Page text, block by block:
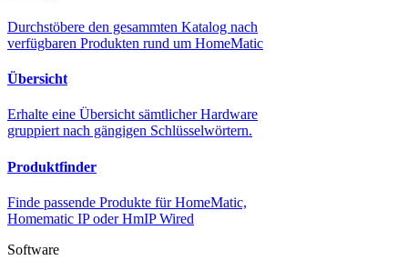
Durchstöbere den gesammten Katalog nach
verfügbaren Produkten rund um HomeMatic
Übersicht
Erhalte eine Übersicht sämtlicher Hardware
gruppiert nach gängigen Schlüsselwörtern.
Produktfinder
Finde passende Produkte für HomeMatic,
Homematic IP oder HmIP Wired
Software